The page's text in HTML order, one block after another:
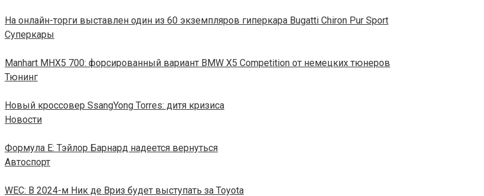
На онлайн-торги выставлен один из 60 экземпляров гиперкара Bugatti Chiron Pur Sport
Суперкары
Manhart MHX5 700: форсированный вариант BMW X5 Competition от немецких тюнеров
Тюнинг
Новый кроссовер SsangYong Torres: дитя кризиса
Новости
Формула E: Тэйлор Барнард надеется вернуться
Автоспорт
WEC: В 2024-м Ник де Вриз будет выступать за Toyota